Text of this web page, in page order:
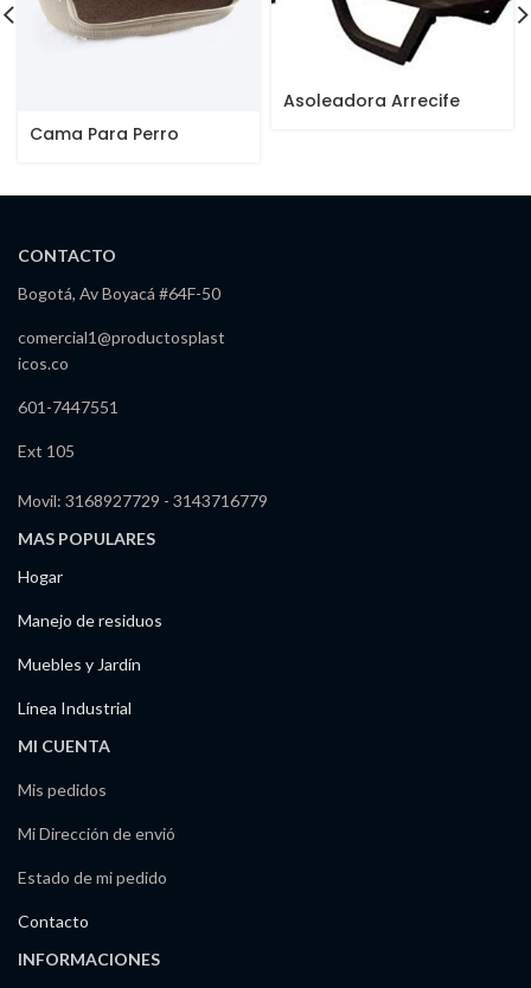
Cama Para Perro
Asoleadora Arrecife
CONTACTO
Bogotá, Av Boyacá #64F-50
comercial1@productosplast
icos.co
601-7447551
Ext 105
Movil: 3168927729 - 3143716779
MAS POPULARES
Hogar
Manejo de residuos
Muebles y Jardín
Línea Industrial
MI CUENTA
Mis pedidos
Mi Dirección de envió
Estado de mi pedido
Contacto
INFORMACIONES